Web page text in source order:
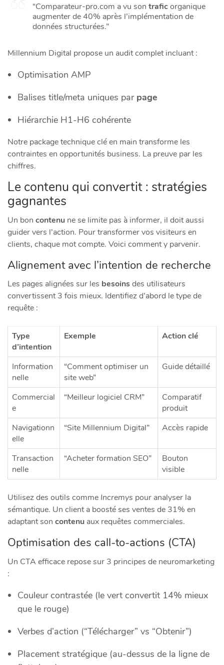
“Comparateur-pro.com a vu son traficorganique
augmenter de 40% après l’implémentation de
données structurées.”
Millennium Digital propose un audit complet incluant :
Optimisation AMP
Balises title/meta uniques par page
Hiérarchie H1-H6 cohérente
Notre package technique clé en main transforme les
contraintes en opportunités business. La preuve par les
chiffres.
Le contenu qui convertit : stratégies
gagnantes
Un bon contenu ne se limite pas à informer, il doit aussi
guider vers l’action. Pour transformer vos visiteurs en
clients, chaque mot compte. Voici comment y parvenir.
Alignement avec l’intention de recherche
Les pages alignées sur les besoinsdes utilisateurs
convertissent 3 fois mieux. Identifiez d’abord le type de
requête :
Type
d’intention
Exemple Action clé
Information
nelle
“Comment optimiser un
site web”
Guide détaillé
Commercial
e
“Meilleur logiciel CRM”
Comparatif
produit
Navigationn
elle
“Site Millennium Digital” Accès rapide
Transaction
nelle
“Acheter formation SEO”
Bouton
visible
Utilisez des outils comme Incremys pour analyser la
sémantique. Un client a boosté ses ventes de 31% en
adaptant son contenu aux requêtes commerciales.
Optimisation des call-to-actions (CTA)
Un CTA efficace repose sur 3 principes de neuromarketing
:
Couleur contrastée (le vert convertit 14% mieux
que le rouge)
Verbes d’action (“Télécharger” vs “Obtenir”)
Placement stratégique (au-dessus de la ligne de